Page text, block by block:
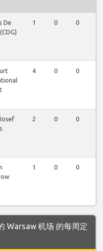
De
1 0 0
4 0 0
2 0 0
1 0 0
Warsaw 机场 的每周定